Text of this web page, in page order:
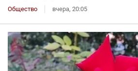
Общество вчера, 20:05